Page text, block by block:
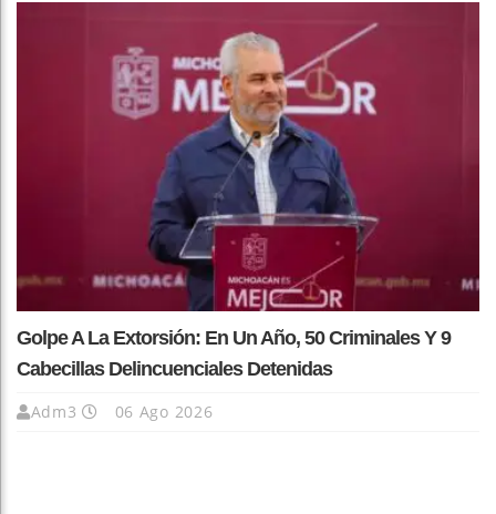
Golpe A La Extorsión: En Un Año, 50 Criminales Y 9
Cabecillas Delincuenciales Detenidas
Adm3 06 Ago 2026